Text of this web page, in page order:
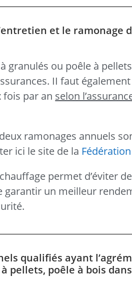
et le ramonage
granulés ou poêle à
II faut
fois par an selon
ramonages annuels
ici le site de la
permet d’éviter
un meilleur
qualifiés ayant
pellets, poêle à bois